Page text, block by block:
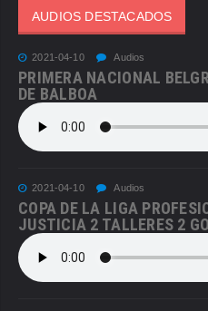
AUDIOS DESTACADOS
2021-04-10 Audios
PRIMERA NACIONAL
DE BALBOA
2021-04-10 Audios
COPA DE LA LIGA
JUSTICIA 2 TALLERES 2